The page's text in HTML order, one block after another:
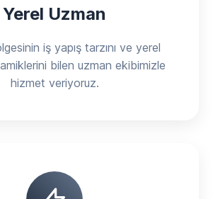
Yerel Uzman
iş yapış tarzını ve yerel
bilen uzman ekibimizle
hizmet veriyoruz.